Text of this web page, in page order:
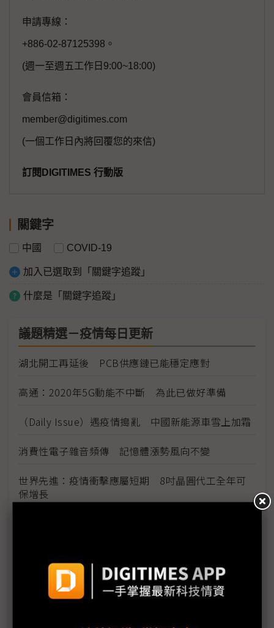
申請專線：
+886-02-87125398。
(週一至週五工作日9:00~18:00)
會員信箱：
member@digitimes.com
(一個工作日內將回覆您的來信)
訂閱DIGITIMES 行動版
關鍵字
中國 COVID-19
加入已選取到「關鍵字追蹤」
什麼是「關鍵字追蹤」
議題精選－疫情每日更新
湖北開工再延後 PCB供應鏈已能穩定應對
高通：2020年5G動能不中斷 為此已做好準備
（Daily Issue）遇疫情搗亂 中國新能源車雪上加霜
消費性電子雜音頻傳 記憶體漲勢風向不變
世界先進：疫情衝擊應屬短期 8吋晶圓代工全年可
保增長
疫情干擾延緩Micro LED新品腳步 SID展會能否如期
舉辦受關注